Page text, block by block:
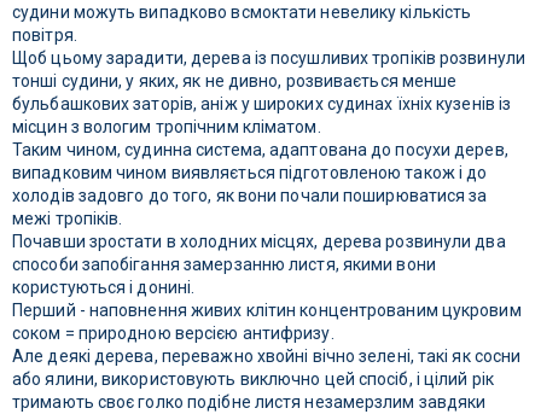
судини можуть випадково всмоктати невелику кількість
повітря.
Щоб цьому зарадити, дерева із посушливих тропіків розвинули
тонші судини, у яких, як не дивно, розвивається менше
бульбашкових заторів, аніж у широких судинах їхніх кузенів із
місцин з вологим тропічним кліматом.
Таким чином, судинна система, адаптована до посухи дерев,
випадковим чином виявляється підготовленою також і до
холодів задовго до того, як вони почали поширюватися за
межі тропіків.
Почавши зростати в холодних місцях, дерева розвинули два
способи запобігання замерзанню листя, якими вони
користуються і донині.
Перший - наповнення живих клітин концентрованим цукровим
соком = природною версією антифризу.
Але деякі дерева, переважно хвойні вічно зелені, такі як сосни
або ялини, використовують виключно цей спосіб, і цілий рік
тримають своє голко подібне листя незамерзлим завдяки